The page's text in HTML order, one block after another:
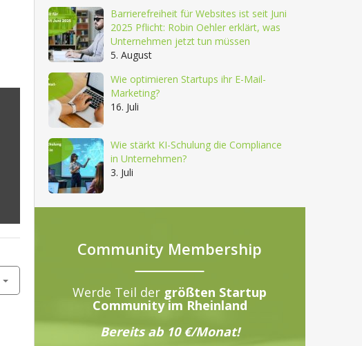
Barrierefreiheit für Websites ist seit Juni
2025 Pflicht: Robin Oehler erklärt, was
Unternehmen jetzt tun müssen
5. August
Wie optimieren Startups ihr E-Mail-
Marketing?
16. Juli
Wie stärkt KI-Schulung die Compliance
in Unternehmen?
3. Juli
Community Membership
Werde Teil der größten Startup
Community im Rheinland
Bereits ab 10 €/Monat!